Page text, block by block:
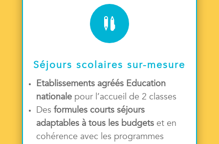

Séjours scolaires sur-mesure
Etablissements agréés Education
nationalepour l’accueil de 2 classes
Des formules courts séjours
adaptables à tous les budgets et en
cohérence avec les programmes